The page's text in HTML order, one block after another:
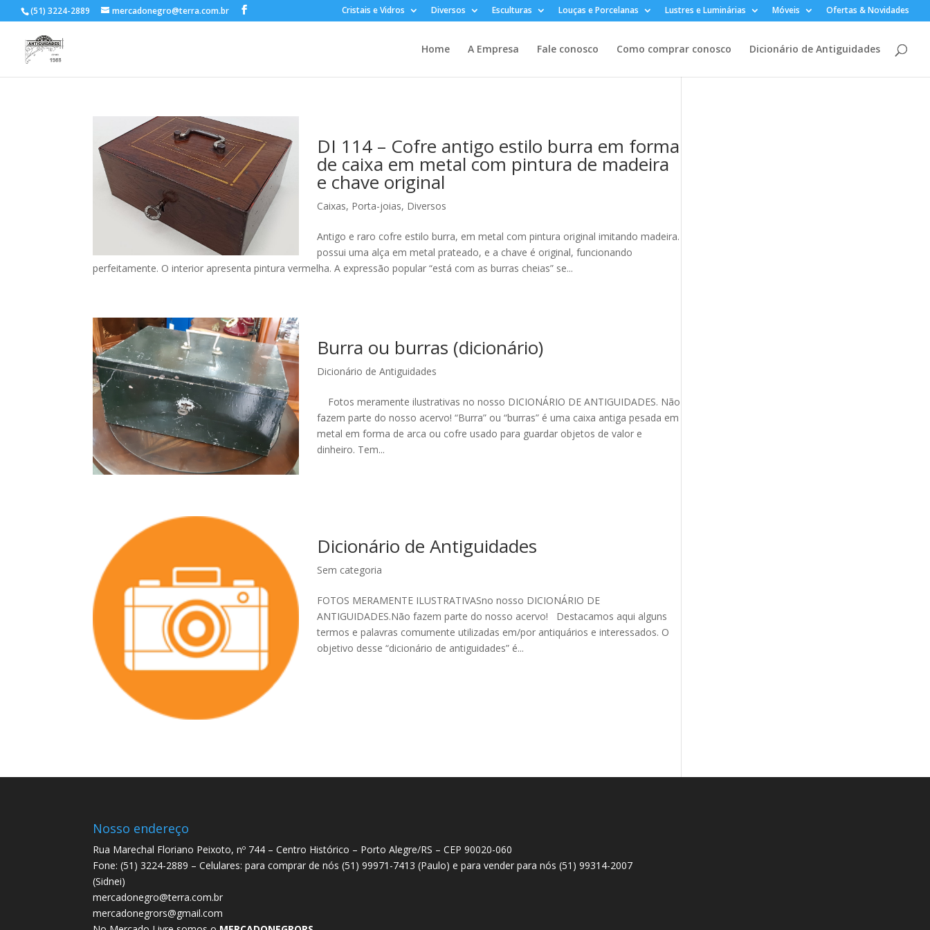
(51) 3224-2889 mercadonegro@terra.com.br Cristais e Vidros Diversos Esculturas Louças e Porcelanas Lustres e Luminárias Móveis Ofertas & Novidades
Home A Empresa Fale conosco Como comprar conosco Dicionário de Antiguidades
DI 114 – Cofre antigo estilo burra em forma
de caixa em metal com pintura de madeira
e chave original
Caixas, Porta-joias, Diversos
Antigo e raro cofre estilo burra, em metal com pintura original imitando madeira.
possui uma alça em metal prateado, e a chave é original, funcionando
perfeitamente. O interior apresenta pintura vermelha. A expressão popular “está com as burras cheias” se...
Burra ou burras (dicionário)
Dicionário de Antiguidades
Fotos meramente ilustrativas no nosso DICIONÁRIO DE ANTIGUIDADES. Não
fazem parte do nosso acervo! “Burra” ou “burras” é uma caixa antiga pesada em
metal em forma de arca ou cofre usado para guardar objetos de valor e
dinheiro. Tem...
Dicionário de Antiguidades
Sem categoria
FOTOS MERAMENTE ILUSTRATIVASno nosso DICIONÁRIO DE
ANTIGUIDADES.Não fazem parte do nosso acervo! Destacamos aqui alguns
termos e palavras comumente utilizadas em/por antiquários e interessados. O
objetivo desse “dicionário de antiguidades” é...
Nosso endereço
Rua Marechal Floriano Peixoto, nº 744 – Centro Histórico – Porto Alegre/RS – CEP 90020-060
Fone: (51) 3224-2889 – Celulares: para comprar de nós (51) 99971-7413 (Paulo) e para vender para nós (51) 99314-2007
(Sidnei)
mercadonegro@terra.com.br
mercadonegrors@gmail.com